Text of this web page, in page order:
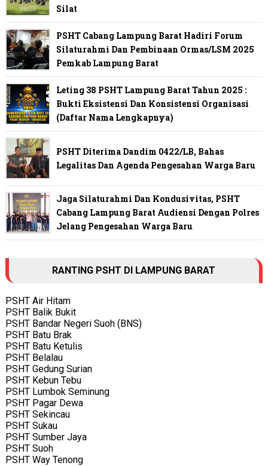
Silat
PSHT Cabang Lampung Barat Hadiri Forum
Silaturahmi Dan Pembinaan Ormas/LSM 2025
Pemkab Lampung Barat
Leting 38 PSHT Lampung Barat Tahun 2025 :
Bukti Eksistensi Dan Konsistensi Organisasi
(Daftar Nama Lengkapnya)
PSHT Diterima Dandim 0422/LB, Bahas
Legalitas Dan Agenda Pengesahan Warga Baru
Jaga Silaturahmi Dan Kondusivitas, PSHT
Cabang Lampung Barat Audiensi Dengan Polres
Jelang Pengesahan Warga Baru
RANTING PSHT DI LAMPUNG BARAT
PSHT Air Hitam
PSHT Balik Bukit
PSHT Bandar Negeri Suoh (BNS)
PSHT Batu Brak
PSHT Batu Ketulis
PSHT Belalau
PSHT Gedung Surian
PSHT Kebun Tebu
PSHT Lumbok Seminung
PSHT Pagar Dewa
PSHT Sekincau
PSHT Sukau
PSHT Sumber Jaya
PSHT Suoh
PSHT Way Tenong